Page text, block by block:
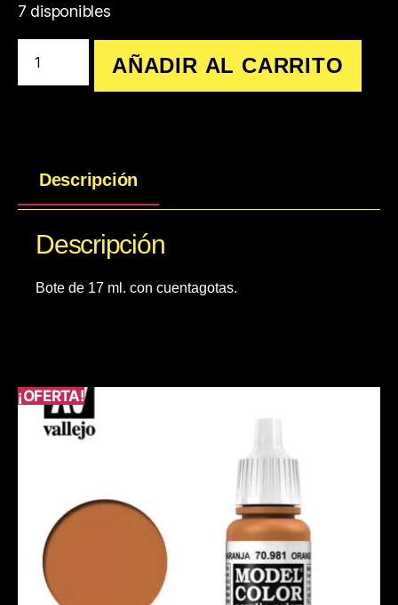
7 disponibles
AÑADIR AL CARRITO
¡OFERTA!
Descripción
Descripción
Bote de 17 ml. con cuentagotas.